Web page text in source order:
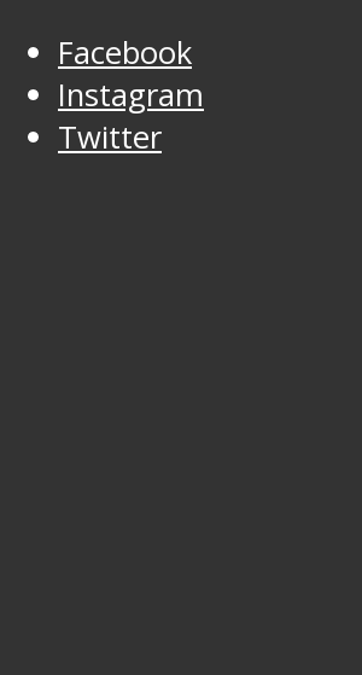
Facebook
Instagram
Twitter